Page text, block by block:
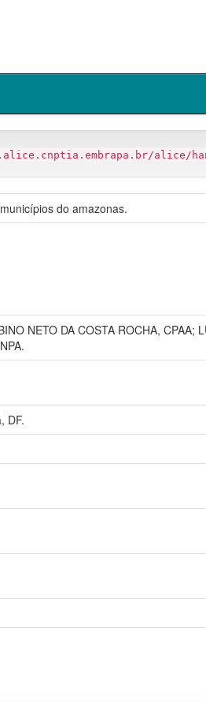
alice/
do amazonas.
NETO DA COSTA ROCHA,
DF.